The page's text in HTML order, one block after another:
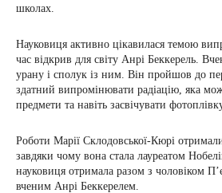
школах.
Науковиця активно цікавилася темою
час відкрив для світу Анрі Беккерель.
урану і сполук із ним. Він пройшов до
здатний випромінювати радіацію, яка
предмети та навіть засвічувати
Роботи Марії Склодовської-Кюрі
завдяки чому вона стала лауреатом
науковиця отримала разом з чоловіком
вченим Анрі Беккерелем.